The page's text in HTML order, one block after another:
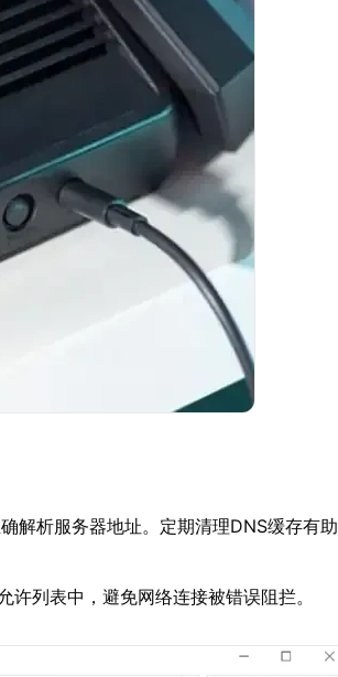
解析服务器地址。定期清理DNS缓存有助
许列表中，避免网络连接被错误阻拦。